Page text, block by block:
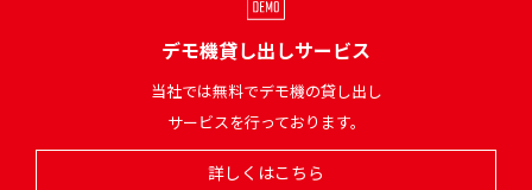
デモ機貸し出しサービス
当社では無料でデモ機の貸し出し
サービスを行っております。
詳しくはこちら